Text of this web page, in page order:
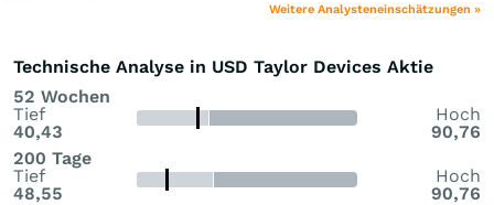
Weitere Analysteneinschätzungen »
Technische Analyse in USD Taylor Devices Aktie
52 Wochen
Tief
40,43
Hoch
90,76
200 Tage
Tief
48,55
Hoch
90,76